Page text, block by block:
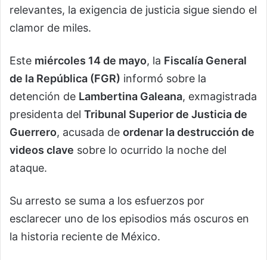
relevantes, la exigencia de justicia sigue siendo el
clamor de miles.
Este miércoles 14 de mayo, la Fiscalía General
de la República (FGR) informó sobre la
detención de Lambertina Galeana, exmagistrada
presidenta del Tribunal Superior de Justicia de
Guerrero, acusada de ordenar la destrucción de
videos clave sobre lo ocurrido la noche del
ataque.
Su arresto se suma a los esfuerzos por
esclarecer uno de los episodios más oscuros en
la historia reciente de México.